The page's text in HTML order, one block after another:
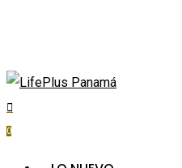
content
search
account
0